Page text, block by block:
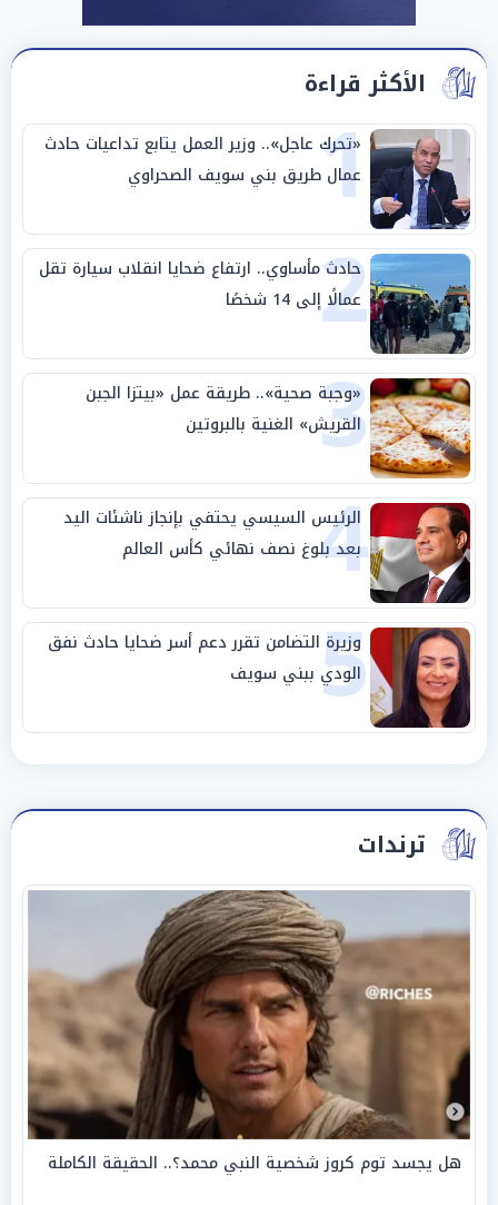
الأكثر قراءة
1
«تحرك عاجل».. وزير العمل يتابع تداعيات حادث
عمال طريق بني سويف الصحراوي
2
حادث مأساوي.. ارتفاع ضحايا انقلاب سيارة تقل
عمالًا إلى 14 شخصًا
3
«وجبة صحية».. طريقة عمل «بيتزا الجبن
القريش» الغنية بالبروتين
4
الرئيس السيسي يحتفي بإنجاز ناشئات اليد
بعد بلوغ نصف نهائي كأس العالم
5
وزيرة التضامن تقرر دعم أسر ضحايا حادث نفق
الودي ببني سويف
ترندات
هل يجسد توم كروز شخصية النبي محمد؟.. الحقيقة الكاملة